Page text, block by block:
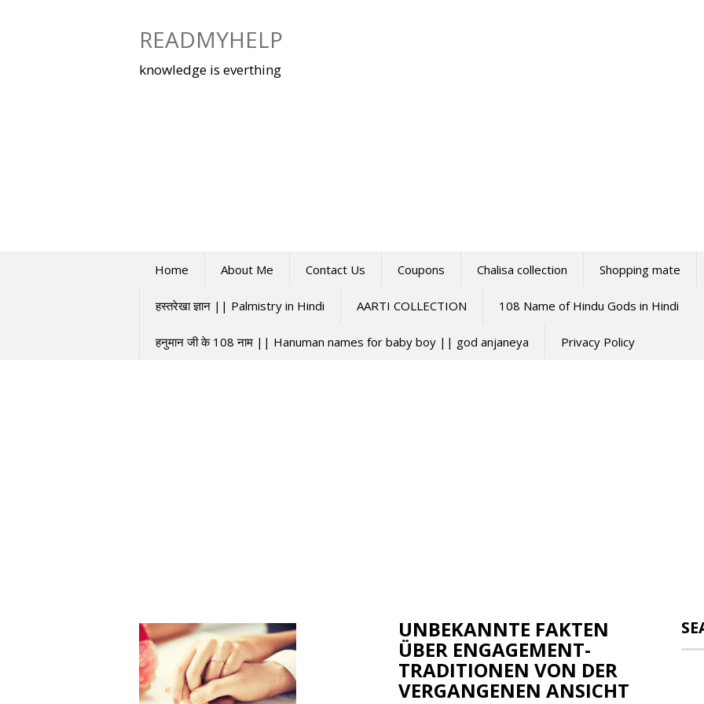
READMYHELP
knowledge is everthing
Home About Me Contact Us Coupons Chalisa collection Shopping mate
हस्तरेखा ज्ञान || Palmistry in Hindi AARTI COLLECTION 108 Name of Hindu Gods in Hindi
हनुमान जी के 108 नाम || Hanuman names for baby boy || god anjaneya Privacy Policy
UNBEKANNTE FAKTEN
ÜBER ENGAGEMENT-
TRADITIONEN VON DER
VERGANGENEN ANSICHT